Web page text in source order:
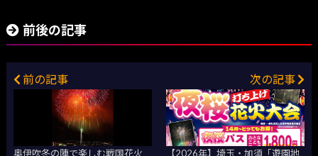
前後の記事
前の記事
奥伊吹冬の陣で楽しむ戦国花火
次の記事
【2026年】埼玉・加須「遊園地